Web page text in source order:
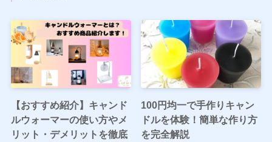
【おすすめ紹介】キャンド
ルウォーマーの使い方やメ
リット・デメリットを徹底
100円均一で手作りキャン
ドルを体験！簡単な作り方
を完全解説